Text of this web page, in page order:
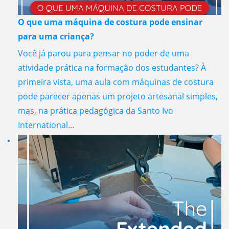
O que uma máquina de costura pode ensinar
para uma criança?
Você já parou para pensar no poder de uma
atividade prática na formação dos estudantes? À
primeira vista, uma aula com máquinas de costura
pode parecer apenas um projeto artesanal simples,
mas, na prática pedagógica da Santo Ivo
International...